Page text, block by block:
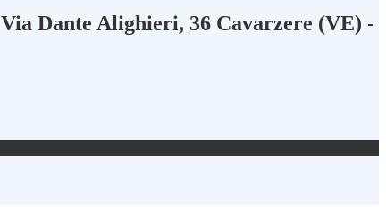
Via Dante Alighieri, 36 Cavarzere (VE) -